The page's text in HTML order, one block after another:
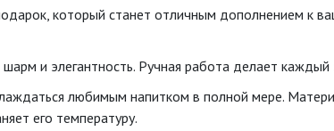
который станет отличным дополнением к
и элегантность. Ручная работа делает каждый
любимым напитком в полной мере.
его температуру.